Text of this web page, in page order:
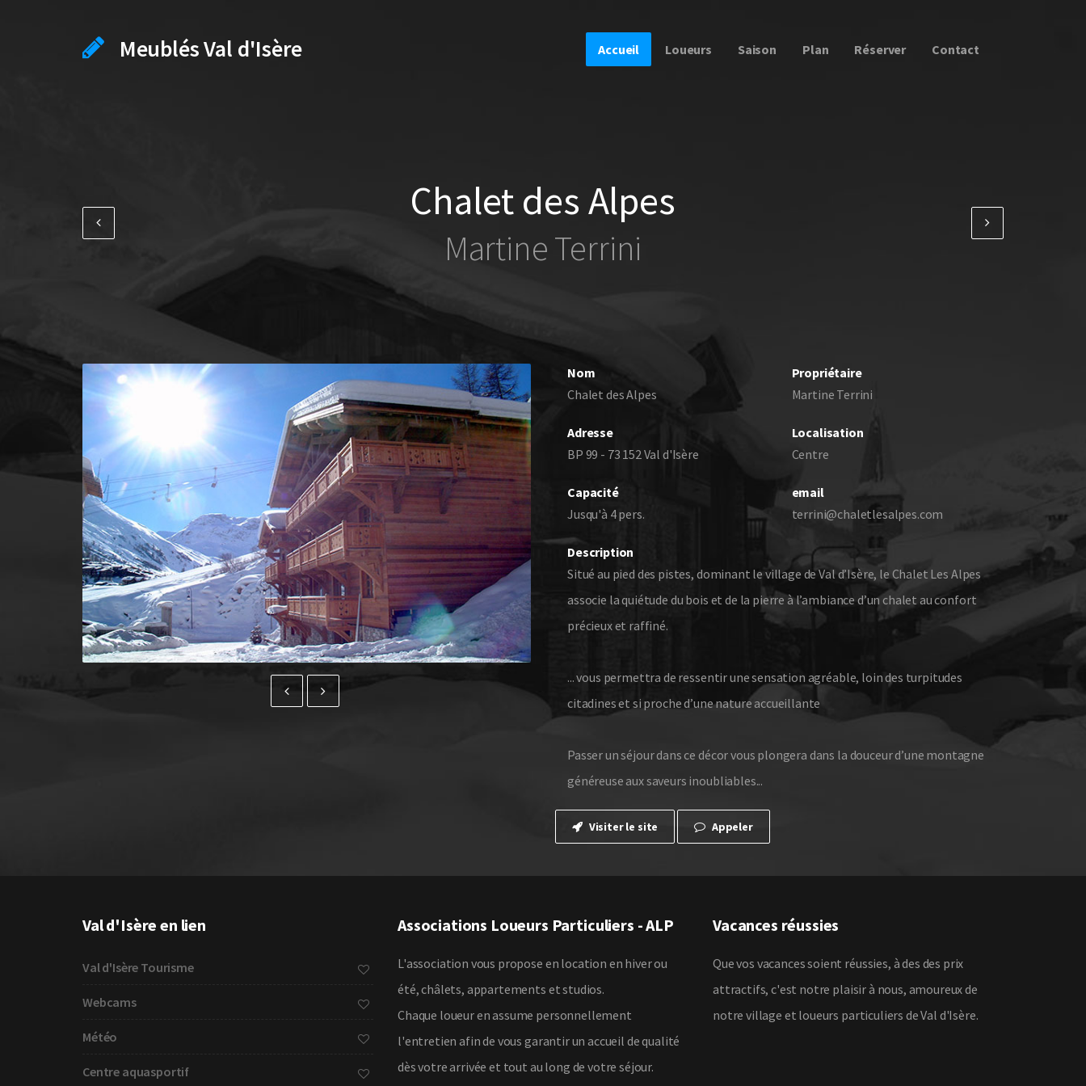
Meublés Val d'Isère Accueil Loueurs Saison Plan Réserver Contact
Chalet des Alpes
Martine Terrini
Nom
Chalet des Alpes
Propriétaire
Martine Terrini
Adresse
BP 99 - 73 152 Val d'Isère
Localisation
Centre
Capacité
Jusqu'à 4 pers.
email
terrini@chaletlesalpes.com
Description
Situé au pied des pistes, dominant le village de Val d’Isère, le Chalet Les Alpes
associe la quiétude du bois et de la pierre à l’ambiance d’un chalet au confort
précieux et raffiné.
... vous permettra de ressentir une sensation agréable, loin des turpitudes
citadines et si proche d’une nature accueillante
Passer un séjour dans ce décor vous plongera dans la douceur d’une montagne
généreuse aux saveurs inoubliables...
Visiter le site Appeler
Val d'Isère en lien
Val d'Isère Tourisme
Webcams
Météo
Centre aquasportif
Associations Loueurs Particuliers - ALP
L'association vous propose en location en hiver ou
été, châlets, appartements et studios.
Chaque loueur en assume personnellement
l'entretien afin de vous garantir un accueil de qualité
dès votre arrivée et tout au long de votre séjour.
Vacances réussies
Que vos vacances soient réussies, à des des prix
attractifs, c'est notre plaisir à nous, amoureux de
notre village et loueurs particuliers de Val d'Isère.